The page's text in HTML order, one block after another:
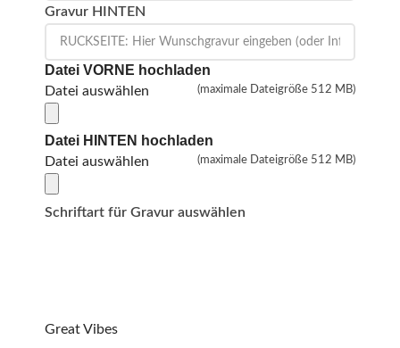
Gravur HINTEN
Datei VORNE hochladen
Datei auswählen (maximale Dateigröße 512 MB)
Datei HINTEN hochladen
Datei auswählen (maximale Dateigröße 512 MB)
Schriftart für Gravur auswählen
Great Vibes